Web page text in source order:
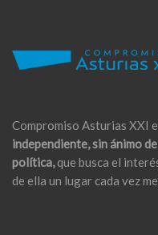
Compromiso Asturias XXI
independiente, sin ánimo
política,que busca el
de ella un lugar cada vez